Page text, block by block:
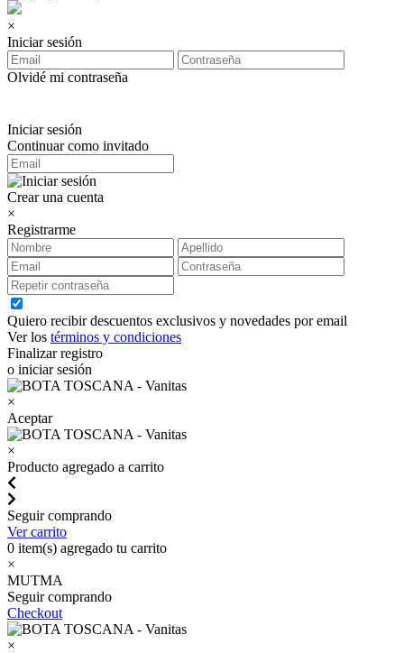
×
Iniciar sesión
Olvidé mi contraseña
Iniciar sesión
Continuar como invitado
Crear una cuenta
×
Registrarme
Quiero recibir descuentos exclusivos y novedades por email
Ver los términos y condiciones
Finalizar registro
o iniciar sesión
×
Aceptar
×
Producto agregado a carrito
Seguir comprando
Ver carrito
0 item(s) agregado tu carrito
×
MUTMA
Seguir comprando
Checkout
×